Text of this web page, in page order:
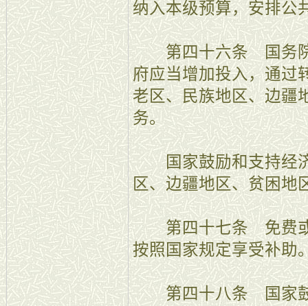
纳入本级预算，安排公
第四十六条 国务院
府应当增加投入，通过
老区、民族地区、边疆
务。
国家鼓励和支持经济
区、边疆地区、贫困地
第四十七条 免费或
按照国家规定享受补助
第四十八条 国家鼓